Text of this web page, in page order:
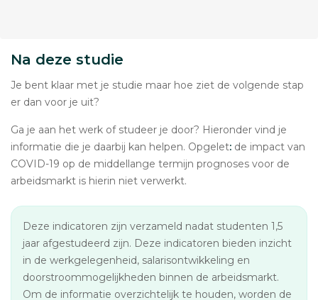
Na deze studie
Je bent klaar met je studie maar hoe ziet de volgende stap
er dan voor je uit?
Ga je aan het werk of studeer je door? Hieronder vind je
informatie die je daarbij kan helpen. Opgelet: de impact van
COVID-19 op de middellange termijn prognoses voor de
arbeidsmarkt is hierin niet verwerkt.
Deze indicatoren zijn verzameld nadat studenten 1,5
jaar afgestudeerd zijn. Deze indicatoren bieden inzicht
in de werkgelegenheid, salarisontwikkeling en
doorstroommogelijkheden binnen de arbeidsmarkt.
Om de informatie overzichtelijk te houden, worden de